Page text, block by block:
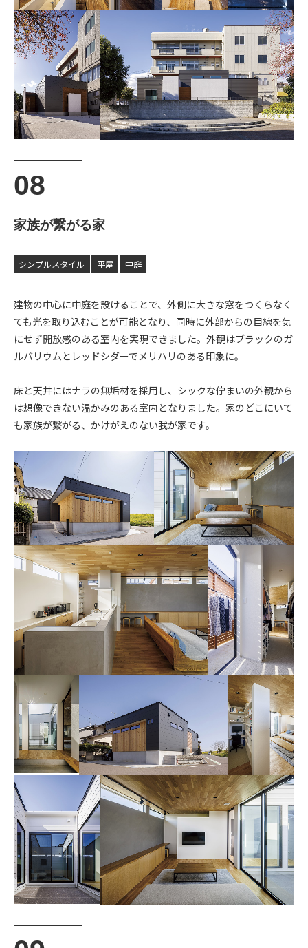
家族が繋がる家
シンプルスタイル 平屋 中庭
建物の中心に中庭を設けることで、外側に大きな窓をつくらなく
ても光を取り込むことが可能となり、同時に外部からの目線を気
にせず開放感のある室内を実現できました。外観はブラックのガ
ルバリウムとレッドシダーでメリハリのある印象に。
床と天井にはナラの無垢材を採用し、シックな佇まいの外観から
は想像できない温かみのある室内となりました。家のどこにいて
も家族が繋がる、かけがえのない我が家です。